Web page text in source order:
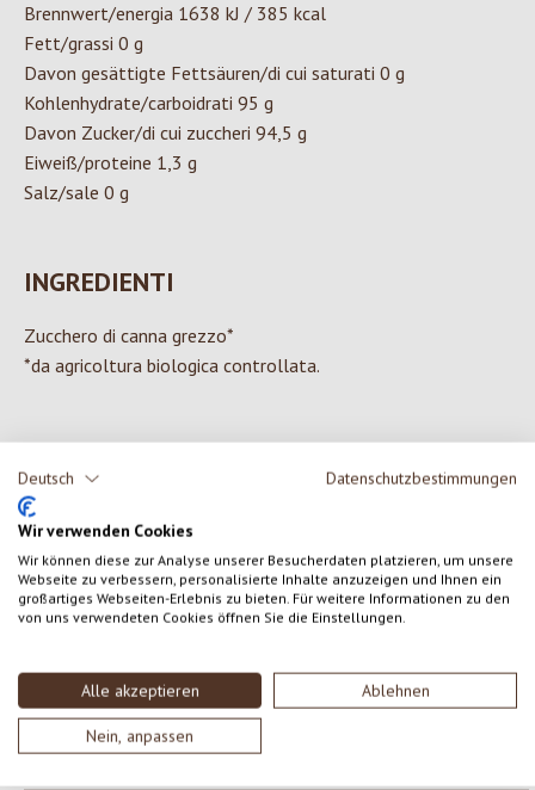
Deutsch Datenschutzbestimmungen
Wir verwenden Cookies
Wir können diese zur Analyse unserer Besucherdaten platzieren, um unsere
Webseite zu verbessern, personalisierte Inhalte anzuzeigen und Ihnen ein
großartiges Webseiten-Erlebnis zu bieten. Für weitere Informationen zu den
von uns verwendeten Cookies öffnen Sie die Einstellungen.
Alle akzeptieren Ablehnen
Nein, anpassen
Brennwert/energia 1638 kJ / 385 kcal
Fett/grassi 0 g
Davon gesättigte Fettsäuren/di cui saturati 0 g
Kohlenhydrate/carboidrati 95 g
Davon Zucker/di cui zuccheri 94,5 g
Eiweiß/proteine 1,3 g
Salz/sale 0 g
INGREDIENTI
Zucchero di canna grezzo*
*da agricoltura biologica controllata.
0 di 0 valutazioni
Valutazione media di 0 su 5 stelle
Formula una valutazione!
Condividi le tue esperienze con il prodotto con altri clienti.
SCRIVERE UNA RECENSIONE
Visualizza le valutazioni solo nella lingua corrente.